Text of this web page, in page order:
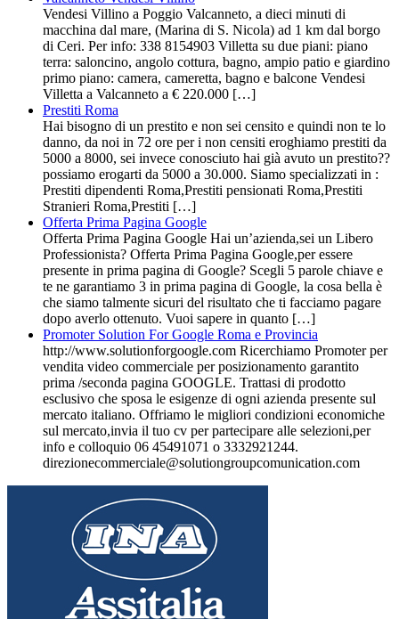
Vendesi Villino a Poggio Valcanneto, a dieci minuti di
macchina dal mare, (Marina di S. Nicola) ad 1 km dal borgo
di Ceri. Per info: 338 8154903 Villetta su due piani: piano
terra: saloncino, angolo cottura, bagno, ampio patio e giardino
primo piano: camera, cameretta, bagno e balcone Vendesi
Villetta a Valcanneto a € 220.000 […]
Prestiti Roma
Hai bisogno di un prestito e non sei censito e quindi non te lo
danno, da noi in 72 ore per i non censiti eroghiamo prestiti da
5000 a 8000, sei invece conosciuto hai già avuto un prestito??
possiamo erogarti da 5000 a 30.000. Siamo specializzati in :
Prestiti dipendenti Roma,Prestiti pensionati Roma,Prestiti
Stranieri Roma,Prestiti […]
Offerta Prima Pagina Google
Offerta Prima Pagina Google Hai un’azienda,sei un Libero
Professionista? Offerta Prima Pagina Google,per essere
presente in prima pagina di Google? Scegli 5 parole chiave e
te ne garantiamo 3 in prima pagina di Google, la cosa bella è
che siamo talmente sicuri del risultato che ti facciamo pagare
dopo averlo ottenuto. Vuoi sapere in quanto […]
Promoter Solution For Google Roma e Provincia
http://www.solutionforgoogle.com Ricerchiamo Promoter per
vendita video commerciale per posizionamento garantito
prima /seconda pagina GOOGLE. Trattasi di prodotto
esclusivo che sposa le esigenze di ogni azienda presente sul
mercato italiano. Offriamo le migliori condizioni economiche
sul mercato,invia il tuo cv per partecipare alle selezioni,per
info e colloquio 06 45491071 o 3332921244.
direzionecommerciale@solutiongroupcomunication.com